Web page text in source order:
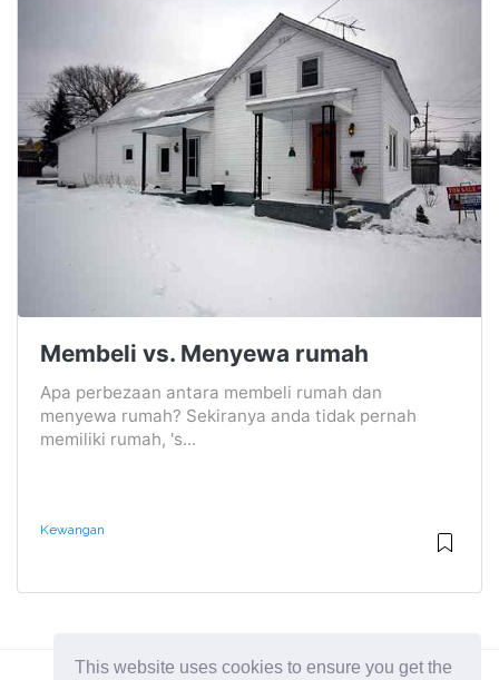
This website uses cookies to ensure you get the
Membeli vs. Menyewa rumah
Apa perbezaan antara membeli rumah dan
menyewa rumah? Sekiranya anda tidak pernah
memiliki rumah, 's...
Kewangan